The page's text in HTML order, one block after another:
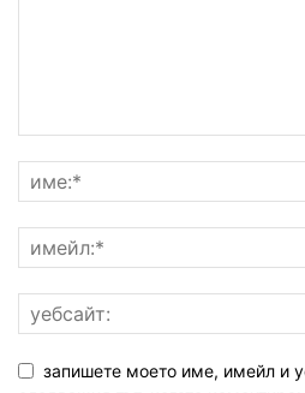
запишете моето име, имейл и